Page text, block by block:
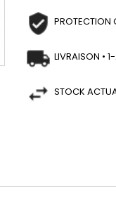
LIVRAISON
STOCK